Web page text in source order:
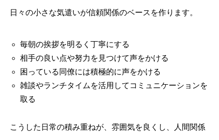
日々の小さな気遣いが信頼関係のベースを作ります。
毎朝の挨拶を明るく丁寧にする
相手の良い点や努力を見つけて声をかける
困っている同僚には積極的に声をかける
雑談やランチタイムを活用してコミュニケーションを
取る
こうした日常の積み重ねが、雰囲気を良くし、人間関係